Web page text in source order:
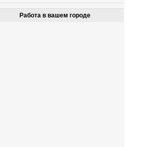
Работа в вашем городе